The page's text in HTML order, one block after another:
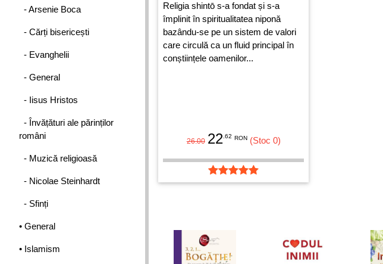
- Arsenie Boca
- Cărți bisericești
- Evanghelii
- General
- Iisus Hristos
- Învățături ale părinților
români
- Muzică religioasă
- Nicolae Steinhardt
- Sfinți
• General
• Islamism
Religia shintō s-a fondat și s-a
împlinit în spiritualitatea niponă
bazându-se pe un sistem de valori
care circulă ca un fluid principal în
conștiințele oamenilor...
26.00 22 .62 RON (Stoc 0)